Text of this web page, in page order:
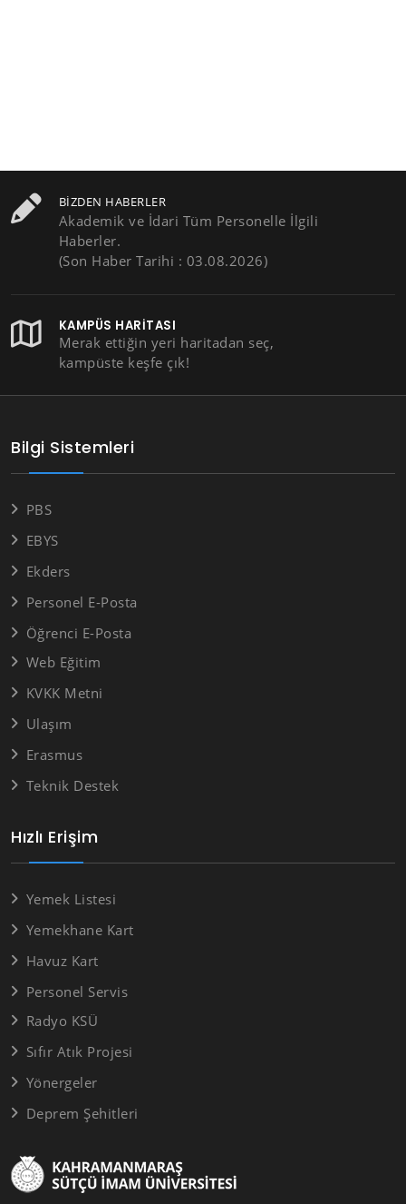
BIZDEN HABERLER
Akademik ve İdari Tüm Personelle İlgili
Haberler.
(Son Haber Tarihi : 03.08.2026)
KAMPÜS HARITASI
Merak ettiğin yeri haritadan seç,
kampüste keşfe çık!
Hızlı Erişim
Yemek Listesi
Yemekhane Kart
Havuz Kart
Personel Servis
Radyo KSÜ
Sıfır Atık Projesi
Yönergeler
Deprem Şehitleri
Bilgi Sistemleri
PBS
EBYS
Ekders
Personel E-Posta
Öğrenci E-Posta
Web Eğitim
KVKK Metni
Ulaşım
Erasmus
Teknik Destek